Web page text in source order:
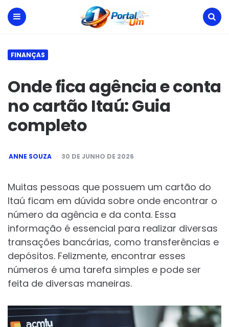
FINANÇAS
Onde fica agência e conta
no cartão Itaú: Guia
completo
POSTED
BY
ANNE SOUZA 30 DE JUNHO DE 2026
Muitas pessoas que possuem um cartão do
Itaú ficam em dúvida sobre onde encontrar o
número da agência e da conta. Essa
informação é essencial para realizar diversas
transações bancárias, como transferências e
depósitos. Felizmente, encontrar esses
números é uma tarefa simples e pode ser
feita de diversas maneiras.